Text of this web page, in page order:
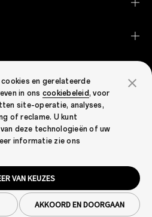
Settings
Alle rechten voorbehouden.
en gerelateerde
in ons cookiebeleid, voor
site-operatie, analyses,
of reclame. U kunt
deze technologieën of uw
informatie zie ons
VAN KEUZES
AKKOORD EN DOORGAAN